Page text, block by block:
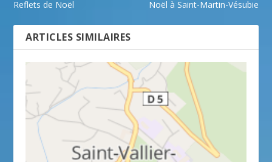
Reflets de Noël Noël à Saint-Martin-Vésubie
ARTICLES SIMILAIRES